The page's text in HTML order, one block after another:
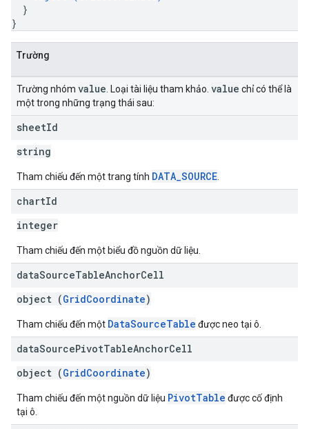
}
}
Trường
Trường nhóm value . Loại tài liệu tham khảo. value chỉ có thể là
một trong những trạng thái sau:
sheetId
string
Tham chiếu đến một trang tính DATA_SOURCE
chartId
integer
Tham chiếu đến một biểu đồ nguồn dữ liệu.
dataSourceTableAnchorCell
object (GridCoordinate)
Tham chiếu đến một DataSourceTable được neo tại ô.
dataSourcePivotTableAnchorCell
object (GridCoordinate)
Tham chiếu đến một nguồn dữ liệu PivotTable được cố định
tại ô.